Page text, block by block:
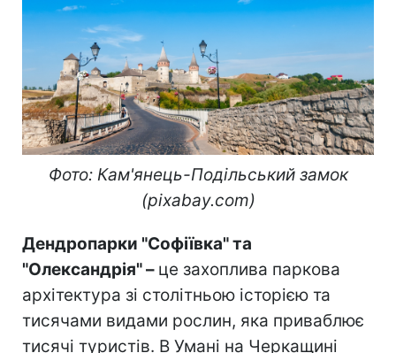
Фото: Кам'янець-Подільський замок
(pixabay.com)
Дендропарки "Софіївка" та
"Олександрія" – це захоплива паркова
архітектура зі столітньою історією та
тисячами видами рослин, яка приваблює
тисячі туристів. В Умані на Черкащині